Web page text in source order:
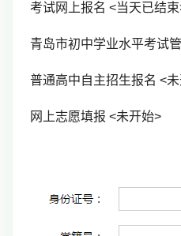
考试网上报名 <当天已结
青岛市初中学业水平考试
普通高中自主招生报名 <
网上志愿填报 <未开始>